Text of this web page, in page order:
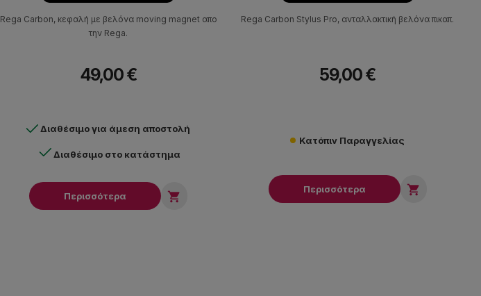
Rega Carbon, κεφαλή με βελόνα moving magnet απο
την Rega.
49,00 €
Διαθέσιμο για άμεση αποστολή
Διαθέσιμο στο κατάστημα
Περισσότερα 
Rega Carbon Stylus Pro, ανταλλακτική βελόνα πικαπ.
59,00 €
Κατόπιν Παραγγελίας
Περισσότερα 